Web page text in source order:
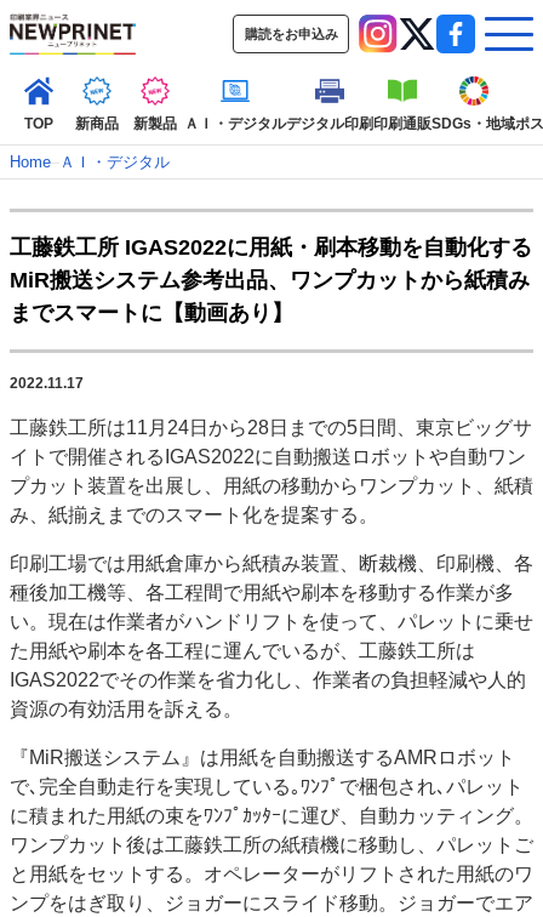
購読をお申込み
TOP 新商品 新製品 ＡＩ・デジタルデジタル印刷印刷通販SDGs・地域ポ
TOP
新着記事 特集記事
動画コンテンツ
インタビュー
コレクション
新商品
SDGs・地域
信用情報
市場・統計
人事・移転・異動・訃報
特集記事カテゴリー一覧
JAPAN PACK 2023 特集
中古印刷機・製本機特集
2022 見える化・MIS特集
2022 検査・校正特集
特集・デジタル印刷 ～ 新成長軌道を描く
案内
JFPI印刷用語集
運営
会社案内
購読・購入申し込み
サイトポリシー
お問い合わせ
Home– ＡＩ・デジタル
工藤鉄工所 IGAS2022に用紙・刷本移動を自動化する
MiR搬送システム参考出品、ワンプカットから紙積み
までスマートに【動画あり】
2022.11.17
工藤鉄工所は11月24日から28日までの5日間、東京ビッグサ
イトで開催されるIGAS2022に自動搬送ロボットや自動ワン
プカット装置を出展し、用紙の移動からワンプカット、紙積
み、紙揃えまでのスマート化を提案する。
印刷工場では用紙倉庫から紙積み装置、断裁機、印刷機、各
種後加工機等、各工程間で用紙や刷本を移動する作業が多
い。現在は作業者がハンドリフトを使って、パレットに乗せ
た用紙や刷本を各工程に運んでいるが、工藤鉄工所は
IGAS2022でその作業を省力化し、作業者の負担軽減や人的
資源の有効活用を訴える。
『MiR搬送システム』は用紙を自動搬送するAMRロボット
で､完全自動走行を実現している｡ﾜﾝﾌﾟで梱包され､パレット
に積まれた用紙の束をﾜﾝﾌﾟｶｯﾀｰに運び、自動カッティング。
ワンプカット後は工藤鉄工所の紙積機に移動し、パレットご
と用紙をセットする。オペレーターがリフトされた用紙のワ
ンプをはぎ取り、ジョガーにスライド移動。ジョガーでエア